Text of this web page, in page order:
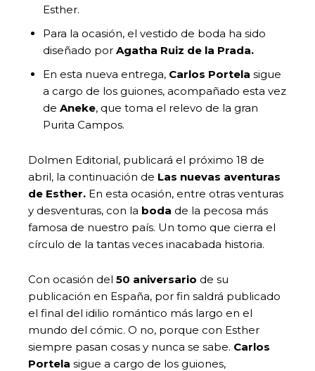
Esther.
Para la ocasión, el vestido de boda ha sido
diseñado por Agatha Ruiz de la Prada.
En esta nueva entrega, Carlos Portela sigue
a cargo de los guiones, acompañado esta vez
de Aneke, que toma el relevo de la gran
Purita Campos.
Dolmen Editorial, publicará el próximo 18 de
abril, la continuación de Las nuevas aventuras
de Esther. En esta ocasión, entre otras venturas
y desventuras, con la boda de la pecosa más
famosa de nuestro país. Un tomo que cierra el
círculo de la tantas veces inacabada historia.
Con ocasión del 50 aniversario de su
publicación en España, por fin saldrá publicado
el final del idilio romántico más largo en el
mundo del cómic. O no, porque con Esther
siempre pasan cosas y nunca se sabe. Carlos
Portela sigue a cargo de los guiones,